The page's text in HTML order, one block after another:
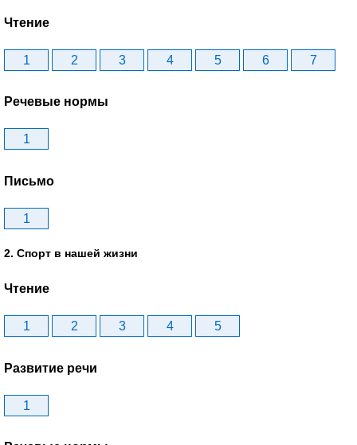
Чтение
1 2 3 4 5 6 7
Речевые нормы
1
Письмо
1
2. Спорт в нашей жизни
Чтение
1 2 3 4 5
Развитие речи
1